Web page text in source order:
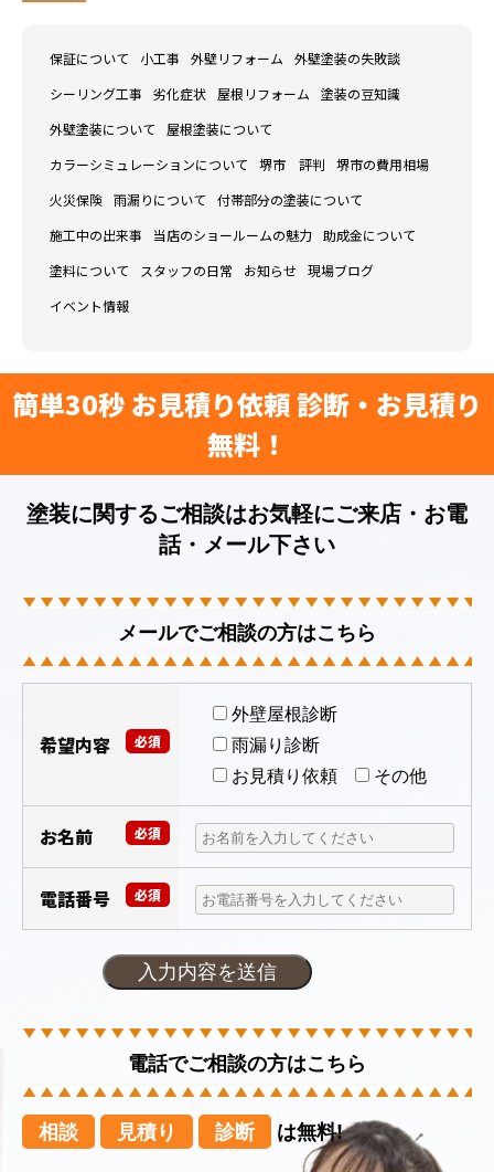
保証について 小工事 外壁リフォーム 外壁塗装の失敗談
シーリング工事 劣化症状 屋根リフォーム 塗装の豆知識
外壁塗装について 屋根塗装について
カラーシミュレーションについて 堺市 評判 堺市の費用相場
火災保険 雨漏りについて 付帯部分の塗装について
施工中の出来事 当店のショールームの魅力 助成金について
塗料について スタッフの日常 お知らせ 現場ブログ
イベント情報
簡単30秒 お見積り依頼 診断・お見積り
無料！
塗装に関するご相談はお気軽にご来店・お電
話・メール下さい
メールでご相談の方はこちら
必須
希望内容
外壁屋根診断
雨漏り診断
お見積り依頼
その他
お名前 必須
電話番号 必須
電話でご相談の方はこちら
相談 見積り 診断 は無料!